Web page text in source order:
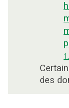
1.
des